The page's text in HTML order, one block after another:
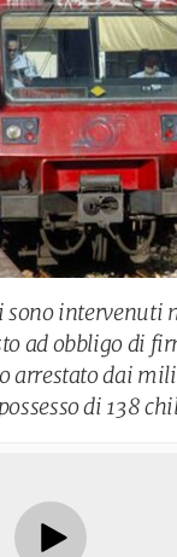
intervenuti
ad obbligo di
arrestato dai
di 138